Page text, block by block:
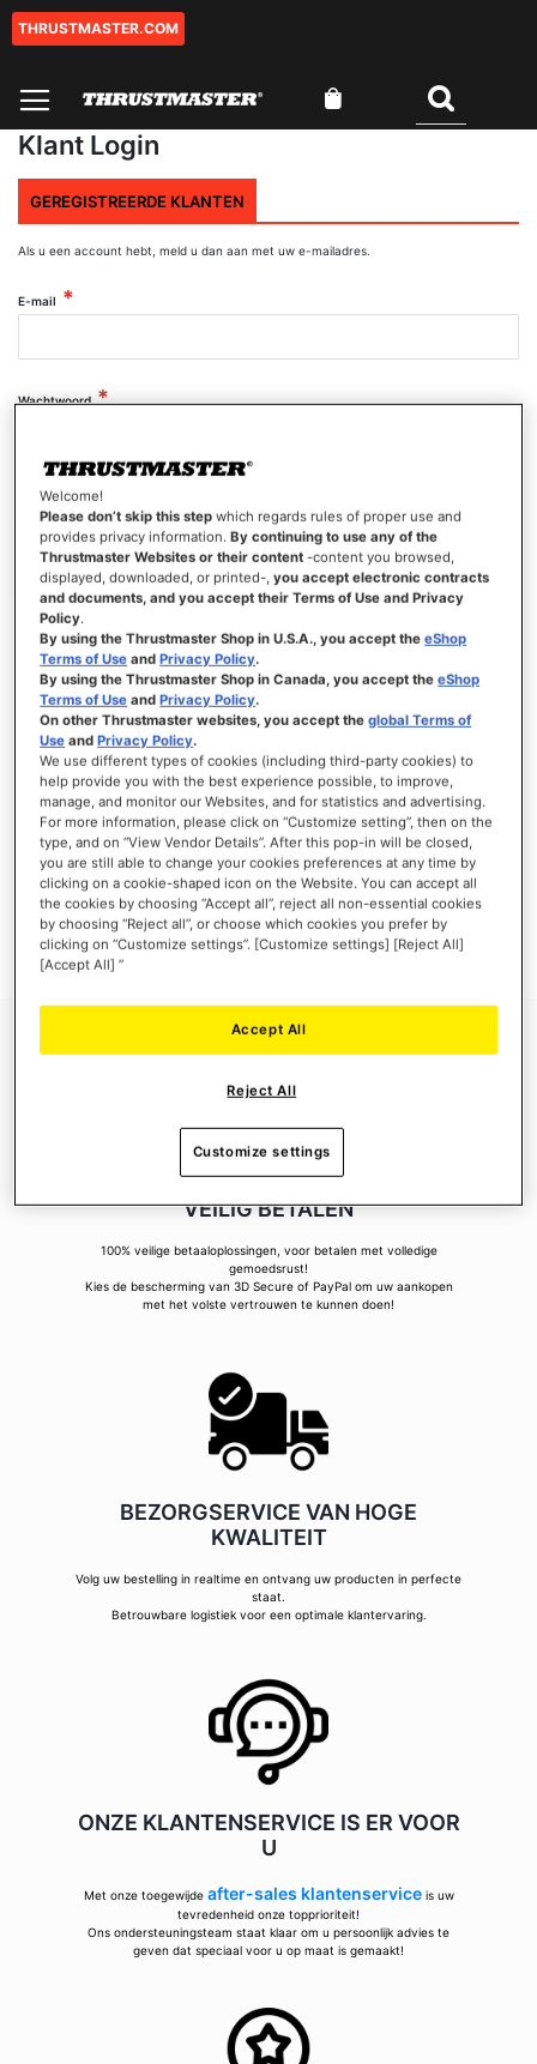
Ga
inhoud
THRUSTMASTER.COM
Klant Login
GEREGISTREERDE KLANTEN
Als u een account hebt, meld u dan aan met uw e-mailadres.
E-mail
Wachtwoord
Wachtwoord tonen
INLOGGEN
Wachtwoord vergeten?
NIEUWE KLANTEN
Het aanmaken van een account heeft vele voordelen: sneller afhandelen, meer dan
één adres registreren, volgen van bestellingen en meer.
ACCOUNT AANMAKEN
VEILIG BETALEN
100% veilige betaaloplossingen, voor betalen met volledige
gemoedsrust!
Kies de bescherming van 3D Secure of PayPal om uw aankopen
met het volste vertrouwen te kunnen doen!
BEZORGSERVICE VAN HOGE
KWALITEIT
Volg uw bestelling in realtime en ontvang uw producten in perfecte
staat.
Betrouwbare logistiek voor een optimale klantervaring.
ONZE KLANTENSERVICE IS ER VOOR
U
Met onze toegewijde after-sales klantenserviceis uw
tevredenheid onze topprioriteit!
Ons ondersteuningsteam staat klaar om u persoonlijk advies te
geven dat speciaal voor u op maat is gemaakt!
Welcome!
Please don’t skip this step which regards rules of proper use and
provides privacy information.By continuing to use any of the
Thrustmaster Websites or their content -content you browsed,
displayed, downloaded, or printed-,you accept electronic contracts
and documents, and you accept their Terms of Use and Privacy
Policy.
By using the Thrustmaster Shop in U.S.A., you accept theeShop
Terms of Use andPrivacy Policy.
By using the Thrustmaster Shop in Canada, you accept theeShop
Terms of Use andPrivacy Policy.
On other Thrustmaster websites, you accept theglobal Terms of
Use andPrivacy Policy.
We use different types of cookies (including third-party cookies) to
help provide you with the best experience possible, to improve,
manage, and monitor our Websites, and for statistics and advertising.
For more information, please click on “Customize setting”, then on the
type, and on “View Vendor Details”. After this pop-in will be closed,
you are still able to change your cookies preferences at any time by
clicking on a cookie-shaped icon on the Website. You can accept all
the cookies by choosing “Accept all”, reject all non-essential cookies
by choosing “Reject all”, or choose which cookies you prefer by
clicking on “Customize settings”. [Customize settings] [Reject All]
[Accept All] ”
Reject All
Accept All
Customize settings